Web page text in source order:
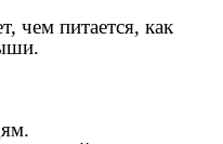
чем питается, как